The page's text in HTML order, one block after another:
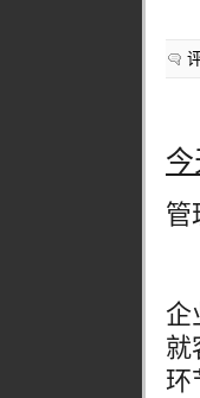
管
企
就
环